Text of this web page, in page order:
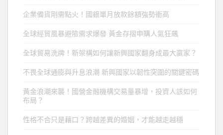
企業備貨剛需點火！國銀單月放款餘額強勢衝高
全球經貿風暴避險需求爆發 黃金存摺申購人氣狂飆
全球貿易洗牌！新架構如何讓新興國家翻身成最大贏家？
不畏全球通膨與升息浪潮 新興國家以韌性突圍的關鍵密碼
黃金浪潮來襲！國營金融機構交易量暴增，投資人該如何
布局？
性格不合只是藉口？跨越差異的婚姻，才能越走越穩